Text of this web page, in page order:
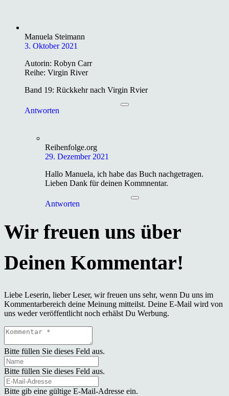
Manuela Steimann
3. Oktober 2021
Autorin: Robyn Carr
Reihe: Virgin River
Band 19: Rückkehr nach Virgin Rvier
Antworten
Reihenfolge.org
29. Dezember 2021
Hallo Manuela, ich habe das Buch nachgetragen.
Lieben Dank für deinen Kommnentar.
Antworten
Liebe Leserin, lieber Leser, wir freuen uns sehr, wenn Du uns im
Kommentarbereich deine Meinung mitteilst. Deine E-Mail wird von
uns weder veröffentlicht noch erhälst Du Werbung.
Bitte füllen Sie dieses Feld aus.
Bitte füllen Sie dieses Feld aus.
Bitte gib eine gültige E-Mail-Adresse ein.